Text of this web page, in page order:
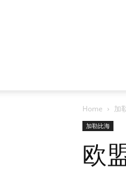
Home 加
加勒比海
欧